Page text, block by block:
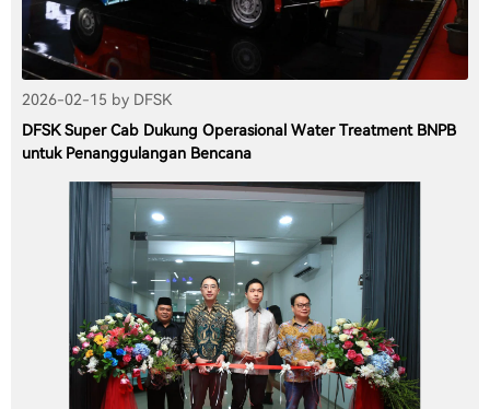
2026-02-15 by DFSK
DFSK Super Cab Dukung Operasional Water Treatment BNPB
untuk Penanggulangan Bencana